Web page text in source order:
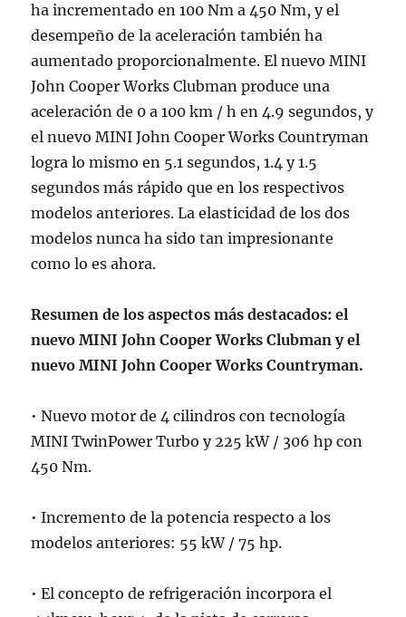
ha incrementado en 100 Nm a 450 Nm, y el
desempeño de la aceleración también ha
aumentado proporcionalmente. El nuevo MINI
John Cooper Works Clubman produce una
aceleración de 0 a 100 km / h en 4.9 segundos, y
el nuevo MINI John Cooper Works Countryman
logra lo mismo en 5.1 segundos, 1.4 y 1.5
segundos más rápido que en los respectivos
modelos anteriores. La elasticidad de los dos
modelos nunca ha sido tan impresionante
como lo es ahora.
Resumen de los aspectos más destacados: el
nuevo MINI John Cooper Works Clubman y el
nuevo MINI John Cooper Works Countryman.
• Nuevo motor de 4 cilindros con tecnología
MINI TwinPower Turbo y 225 kW / 306 hp con
450 Nm.
• Incremento de la potencia respecto a los
modelos anteriores: 55 kW / 75 hp.
• El concepto de refrigeración incorpora el